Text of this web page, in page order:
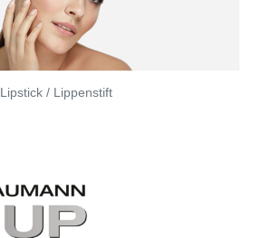
Lipstick / Lippenstift